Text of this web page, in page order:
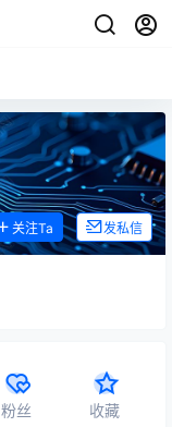
关注Ta 发私信
粉丝 收藏